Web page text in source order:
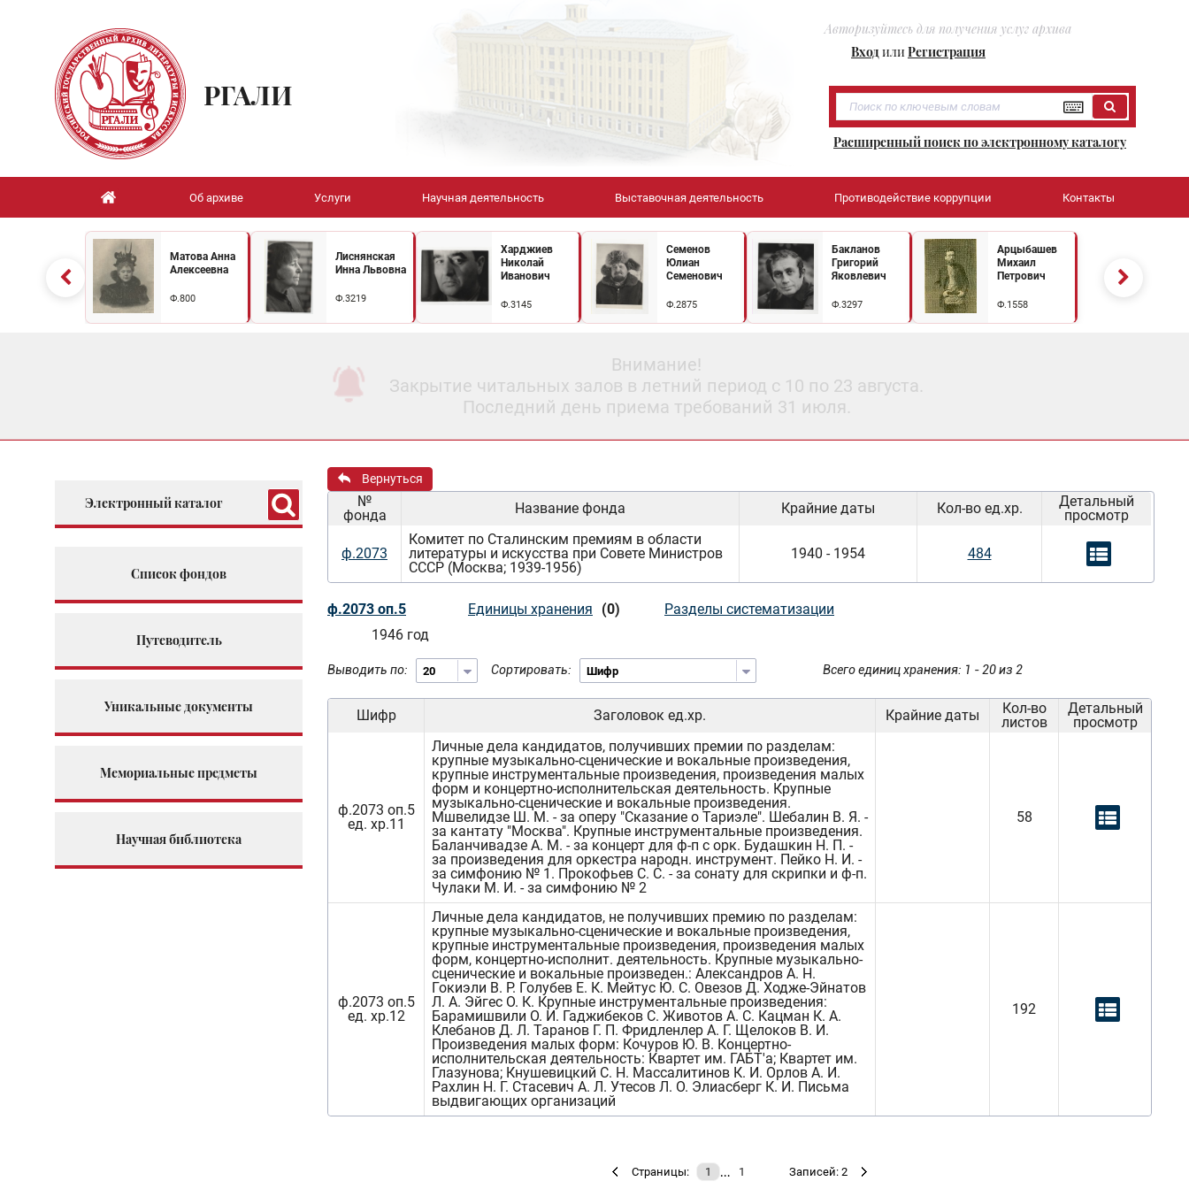
Авторизуйтесь для получения услуг архива
ВходилиРегистрация
РГАЛИ
Расширенный поиск по электронному каталогу
Об архиве Услуги Научная деятельность Выставочная деятельность Противодействие коррупции Контакты
Матова Анна
Алексеевна
Ф.800
Лиснянская
Инна Львовна
Ф.3219
Харджиев
Николай
Иванович
Ф.3145
Семенов
Юлиан
Семенович
Ф.2875
Бакланов
Григорий
Яковлевич
Ф.3297
Арцыбашев
Михаил
Петрович
Ф.1558
Внимание!
Закрытие читальных залов в летний период с 10 по 23 августа.
Последний день приема требований 31 июля.
Электронный каталог
Список фондов
Путеводитель
Уникальные документы
Мемориальные предметы
Научная библиотека
Вернуться
№
фонда
Название фонда Крайние даты Кол-во ед.хр.
Детальный
просмотр
ф.2073
Комитет по Сталинским премиям в области
литературы и искусства при Совете Министров
СССР (Москва; 1939-1956)
1940 - 1954 484
ф.2073 оп.5 Единицы хранения (0)
Разделы систематизации
1946 год
Выводить по: Сортировать: Всего единиц хранения: 1 - 20 из 2
Шифр Заголовок ед.хр. Крайние даты
Кол-во
листов
Детальный
просмотр
ф.2073 оп.5
ед. хр.11
Личные дела кандидатов, получивших премии по разделам:
крупные музыкально-сценические и вокальные произведения,
крупные инструментальные произведения, произведения малых
форм и концертно-исполнительская деятельность. Крупные
музыкально-сценические и вокальные произведения.
Мшвелидзе Ш. М. - за оперу "Сказание о Тариэле". Шебалин В. Я. -
за кантату "Москва". Крупные инструментальные произведения.
Баланчивадзе А. М. - за концерт для ф-п с орк. Будашкин Н. П. -
за произведения для оркестра народн. инструмент. Пейко Н. И. -
за симфонию № 1. Прокофьев С. С. - за сонату для скрипки и ф-п.
Чулаки М. И. - за симфонию № 2
58
ф.2073 оп.5
ед. хр.12
Личные дела кандидатов, не получивших премию по разделам:
крупные музыкально-сценические и вокальные произведения,
крупные инструментальные произведения, произведения малых
форм, концертно-исполнит. деятельность. Крупные музыкально-
сценические и вокальные произведен.: Александров А. Н.
Гокиэли В. Р. Голубев Е. К. Мейтус Ю. С. Овезов Д. Ходже-Эйнатов
Л. А. Эйгес О. К. Крупные инструментальные произведения:
Барамишвили О. И. Гаджибеков С. Животов А. С. Кацман К. А.
Клебанов Д. Л. Таранов Г. П. Фридленлер А. Г. Щелоков В. И.
Произведения малых форм: Кочуров Ю. В. Концертно-
исполнительская деятельность: Квартет им. ГАБТ'а; Квартет им.
Глазунова; Кнушевицкий С. Н. Массалитинов К. И. Орлов А. И.
Рахлин Н. Г. Стасевич А. Л. Утесов Л. О. Элиасберг К. И. Письма
выдвигающих организаций
192
Страницы: 1 … 1 Записей: 2